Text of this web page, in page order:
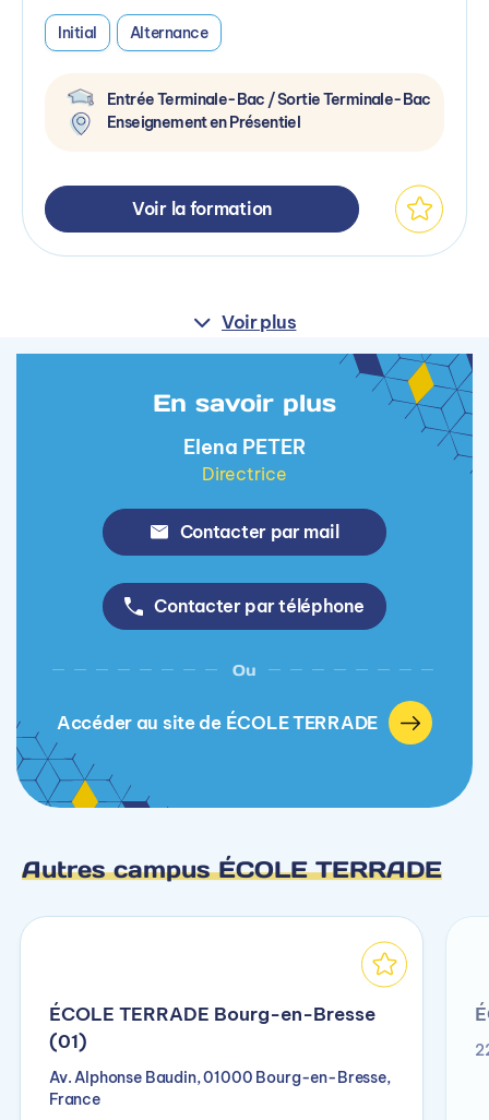
Initial Alternance
Entrée Terminale-Bac / Sortie Terminale-Bac
Enseignement en Présentiel
Voir la formation
Voir plus
En savoir plus
Elena PETER
Directrice
Contacter par mail
Contacter par téléphone
Ou
Accéder au site de ÉCOLE TERRADE
Autres campus ÉCOLE TERRADE
ÉCOLE TERRADE Bourg-en-Bresse
(01)
Av. Alphonse Baudin, 01000 Bourg-en-Bresse,
France